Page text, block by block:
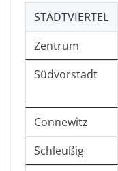
STADTVIERTEL
Zentrum
Südvorstadt
Connewitz
Schleußig